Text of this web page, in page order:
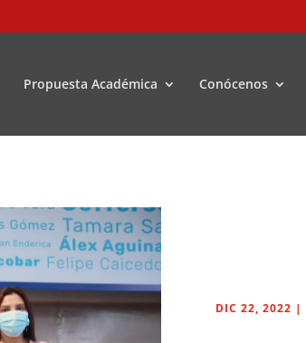
Propuesta Académica Conócenos
DIC 22, 2022 |